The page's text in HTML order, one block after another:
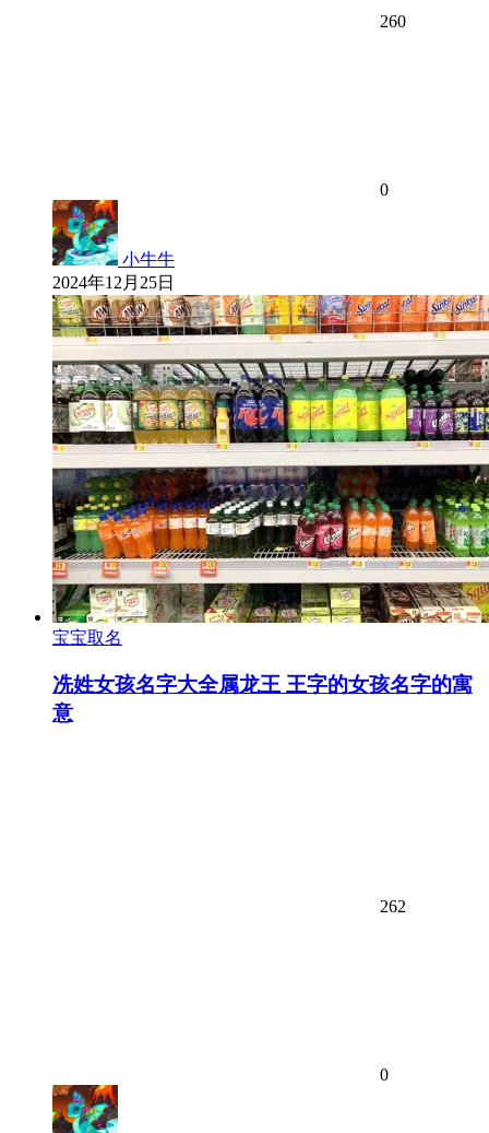
260
0
小牛牛
2024年12月25日
宝宝取名
冼姓女孩名字大全属龙王 王字的女孩名字的寓
意
262
0